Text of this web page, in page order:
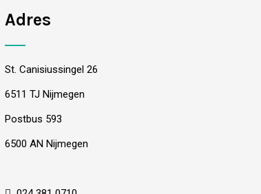
Adres
St. Canisiussingel 26
6511 TJ Nijmegen
Postbus 593
6500 AN Nijmegen